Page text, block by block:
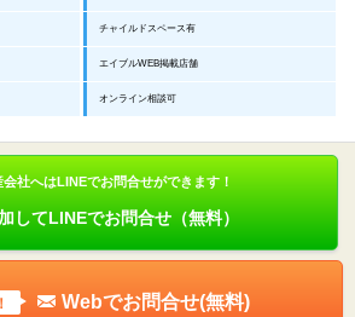
チャイルドスペース有
エイブルWEB掲載店舗
オンライン相談可
会社へはLINEでお問合せができます！
してLINEでお問合せ（無料）
Webでお問合せ(無料)